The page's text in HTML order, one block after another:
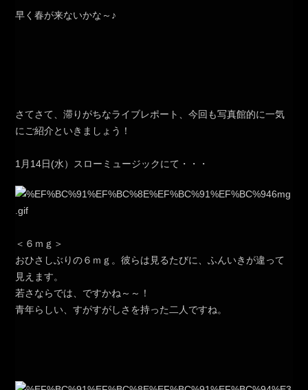
早く春が来ないかな～♪
さてさて、滞りがちなライブレポート、今回も写真館的に一気
にご紹介といきましょう！
1月14日(水）スローミュージックにて・・・
＜６ｍｇ＞
おひさしぶりの６ｍｇ。彼らは見るたびに、ふんいきが違って
見えます。
若さならでは、ですかね～～！
青年らしい、すがすがしさを持った二人ですね。